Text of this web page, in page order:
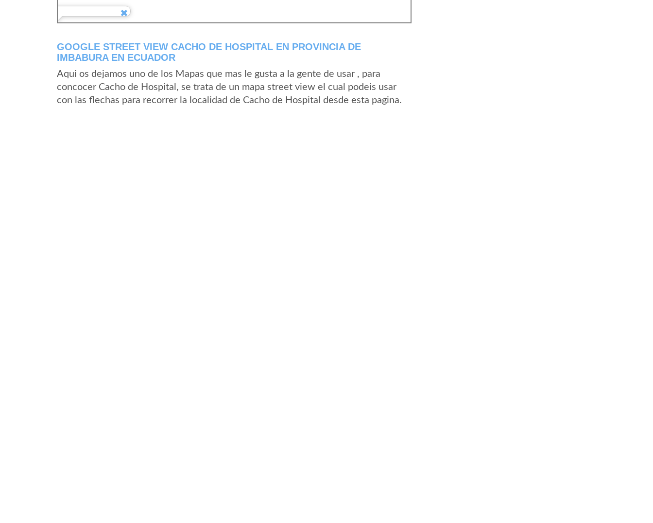
GOOGLE STREET VIEW CACHO DE HOSPITAL EN PROVINCIA DE
IMBABURA EN ECUADOR
Aqui os dejamos uno de los Mapas que mas le gusta a la gente de usar , para
concocer Cacho de Hospital, se trata de un mapa street view el cual podeis usar
con las flechas para recorrer la localidad de Cacho de Hospital desde esta pagina.